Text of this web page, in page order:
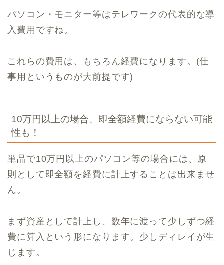
パソコン・モニター等はテレワークの代表的な導
入費用ですね。
これらの費用は、もちろん経費になります。(仕
事用というものが大前提です)
10万円以上の場合、即全額経費にならない可能
性も！
単品で10万円以上のパソコン等の場合には、原
則として即全額を経費に計上することは出来ませ
ん。
まず資産として計上し、数年に渡って少しずつ経
費に算入という形になります。少しディレイが生
じます。